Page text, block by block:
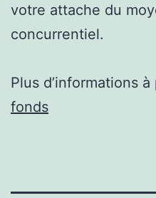
votre attache du
concurrentiel.
Plus d’informations
fonds